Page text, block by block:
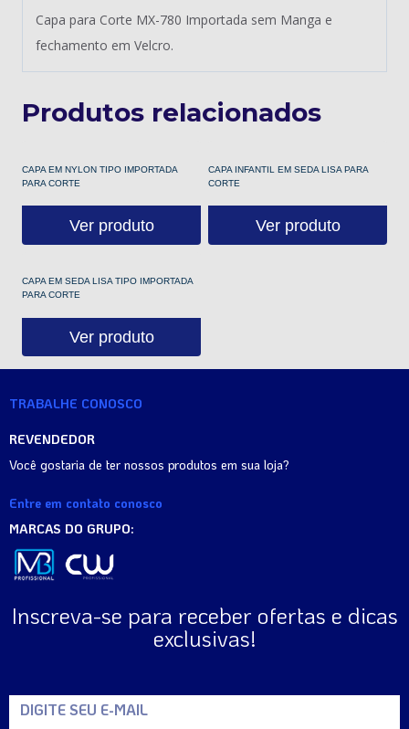
Capa para Corte MX-780 Importada sem Manga e
fechamento em Velcro.
Produtos relacionados
CAPA EM NYLON TIPO IMPORTADA
PARA CORTE
Ver produto
CAPA INFANTIL EM SEDA LISA PARA
CORTE
Ver produto
CAPA EM SEDA LISA TIPO IMPORTADA
PARA CORTE
Ver produto
TRABALHE CONOSCO
REVENDEDOR
Você gostaria de ter nossos produtos em sua loja?
Entre em contato conosco
MARCAS DO GRUPO:
Inscreva-se para receber ofertas e dicas
exclusivas!